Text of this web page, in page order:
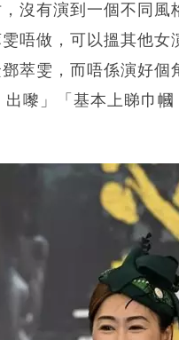
沒有演到一個不同風
唔做，可以搵其他女
萃雯，而唔係演好個
嚟」「基本上睇巾